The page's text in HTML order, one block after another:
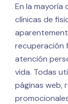
En la mayoría
clínicas de
recuperación
atención
vida. Todas
páginas web,